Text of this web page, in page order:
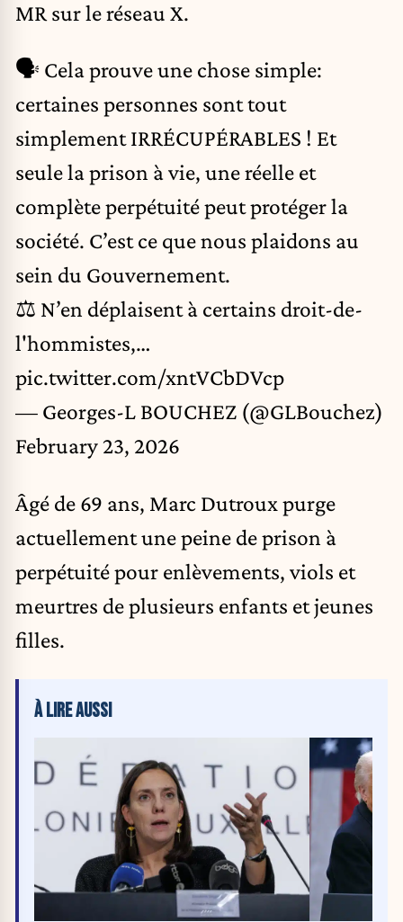
MR sur le réseau X.
🗣️ Cela prouve une chose simple:
certaines personnes sont tout
simplement IRRÉCUPÉRABLES ! Et
seule la prison à vie, une réelle et
complète perpétuité peut protéger la
société. C’est ce que nous plaidons au
sein du Gouvernement.
⚖️ N’en déplaisent à certains droit-de-
l'hommistes,…
pic.twitter.com/xntVCbDVcp
— Georges-L BOUCHEZ (@GLBouchez)
February 23, 2026
Âgé de 69 ans, Marc Dutroux purge
actuellement une peine de prison à
perpétuité pour enlèvements, viols et
meurtres de plusieurs enfants et jeunes
filles.
À LIRE AUSSI